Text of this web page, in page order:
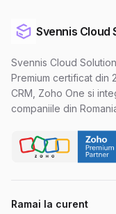
Svennis Cloud
Svennis Cloud
Premium certificat din
CRM, Zoho One si
companiile din
Ramai la curent